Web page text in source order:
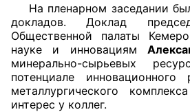
Общественные советы
Общественные советы при
органах федеральных
исполнительной власти
На пленарном заседании
докладов. Доклад
Общественной палаты
науке и инновациям
минерально-сырьевых
потенциале инновационного
металлургического
интерес у коллег.